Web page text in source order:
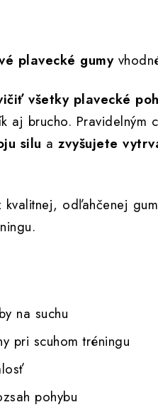
plavecké gumy
všetky plavecké
aj brucho.
silu a zvyšujete
odľahčenej
na suchu
pri scuhom tréningu
pohybu